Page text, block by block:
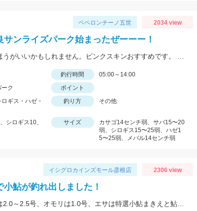
ペペロンチーノ五世 2034 view
ンライズパーク始まったぜーーー！
釣行時間
05:00～14:00
ク
ポイント
ギス・ハゼ・
釣り方 その他
シロギス10、
サイズ
カサゴ14センチ弱、サバ15〜20
弱、シロギス15〜25弱、ハゼ1
5〜25弱、メバル14センチ弱
イシグロカインズモール彦根店 2306 view
鮎が釣れ出しました！